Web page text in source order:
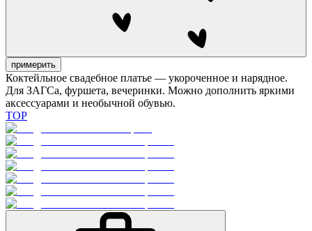
примерить
Коктейльное свадебное платье — укороченное и нарядное.
Для ЗАГСа, фуршета, вечеринки. Можно дополнить яркими
аксессуарами и необычной обувью.
TOP